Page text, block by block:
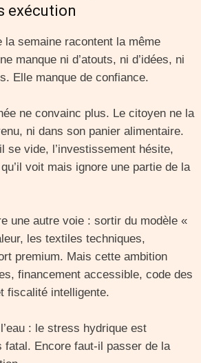
exécution
la semaine racontent la même
manque ni d’atouts, ni d’idées, ni
Elle manque de confiance.
ne convainc plus. Le citoyen ne la
ni dans son panier alimentaire.
se vide, l’investissement hésite,
voit mais ignore une partie de la
une autre voie : sortir du modèle «
les textiles techniques,
premium. Mais cette ambition
financement accessible, code des
fiscalité intelligente.
: le stress hydrique est
fatal. Encore faut-il passer de la